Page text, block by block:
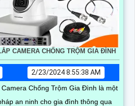
CAMERA CHỐNG TRỘM GIA ĐÌNH
2/23/2024 8:55:38 AM
Chống Trộm Gia Đình là một
an ninh cho gia đình thông qua